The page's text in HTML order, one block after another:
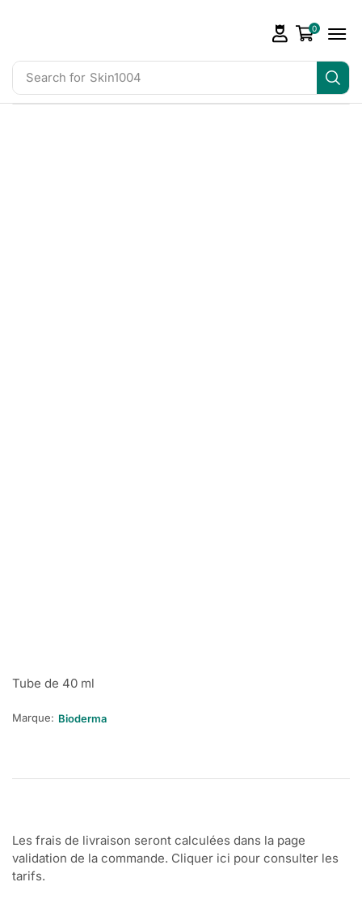
Search for Skin1004
0
Tube de 40 ml
Marque: Bioderma
Les frais de livraison seront calculées dans la page
validation de la commande. Cliquer ici pour consulter les
tarifs.